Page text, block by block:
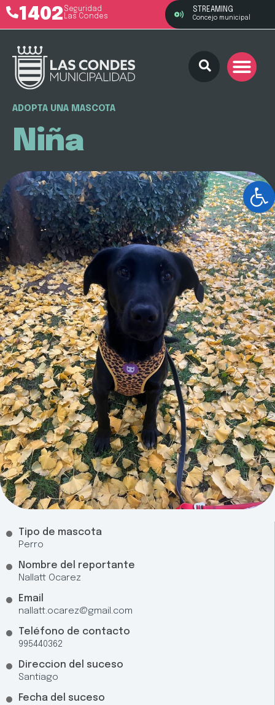
1402 Seguridad
Las Condes
STREAMING
Concejo municipal
ADOPTA UNA MASCOTA
Niña
Tipo de mascota
Perro
Nombre del reportante
Nallatt Ocarez
Email
nallatt.ocarez@gmail.com
Teléfono de contacto
995440362
Direccion del suceso
Santiago
Fecha del suceso